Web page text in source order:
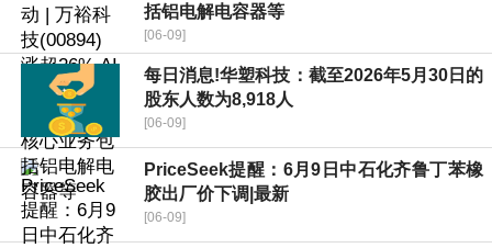
括铝电解电容器等
[06-09]
每日消息!华塑科技：截至2026年5月30日的
股东人数为8,918人
[06-09]
PriceSeek提醒：6月9日中石化齐鲁丁苯橡
胶出厂价下调|最新
[06-09]